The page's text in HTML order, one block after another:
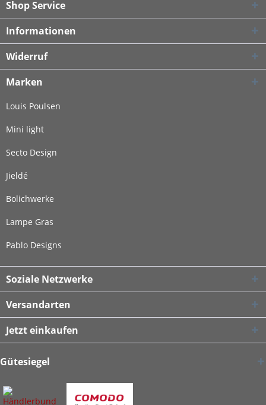
Shop Service
Informationen
Widerruf
Marken
Louis Poulsen
Mini light
Secto Design
Jieldé
Bolichwerke
Lampe Gras
Pablo Designs
Soziale Netzwerke
Versandarten
Jetzt einkaufen
Gütesiegel